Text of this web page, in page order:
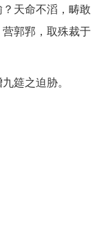
天命不滔，畴敢
郭郛，取殊裁于
筵之迫胁。